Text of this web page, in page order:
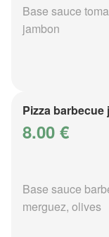
Base sauce
jambon
Pizza barbecue
8.00 €
Base sauce
merguez, olives